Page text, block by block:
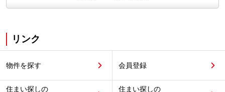
リンク
物件を探す 会員登録
住まい探しの
住まい探しの